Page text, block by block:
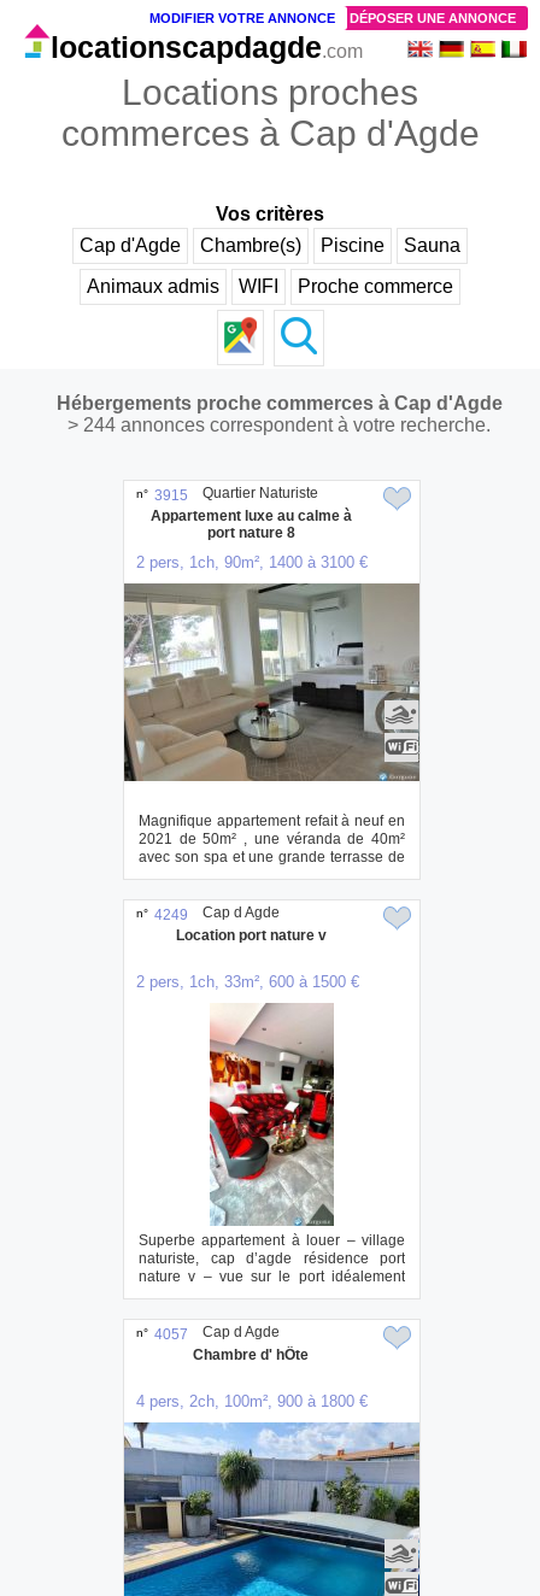
Locations proches
commerces à Cap d'Agde
locationscapdagde.com
Vos critères
Cap d'Agde
Chambre(s) Piscine
Sauna
Animaux admis
WIFI Proche commerce
Hébergements proche commerces à Cap d'Agde
> 244 annonces correspondent à votre recherche.
n° 3915
Appartement luxe au calme à
port nature 8
2 pers, 1ch, 90m², 1400 à 3100 €
Magnifique appartement refait à neuf en
2021 de 50m² , une véranda de 40m²
avec son spa et une grande terrasse de
60 m² ...
Quartier Naturiste
n° 4249
Location port nature v
2 pers, 1ch, 33m², 600 à 1500 €
Superbe appartement à louer – village
naturiste, cap d’agde résidence port
nature v – vue sur le port idéalement
sit...
Cap d Agde
n° 4057
Chambre d' hÔte
4 pers, 2ch, 100m², 900 à 1800 €
Cap d Agde
DÉPOSER UNE ANNONCE
MODIFIER VOTRE ANNONCE